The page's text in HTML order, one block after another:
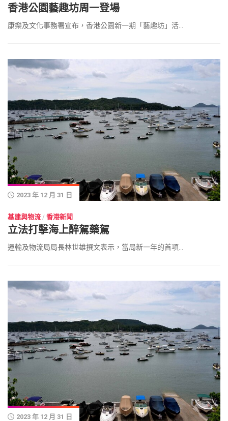
香港公園藝趣坊周一登場
康樂及文化事務署宣布，香港公園新一期「藝趣坊」活...
2023 年 12 月 31 日
基建與物流 / 香港新聞
立法打擊海上醉駕藥駕
運輸及物流局局長林世雄撰文表示，當局新一年的首項...
2023 年 12 月 31 日